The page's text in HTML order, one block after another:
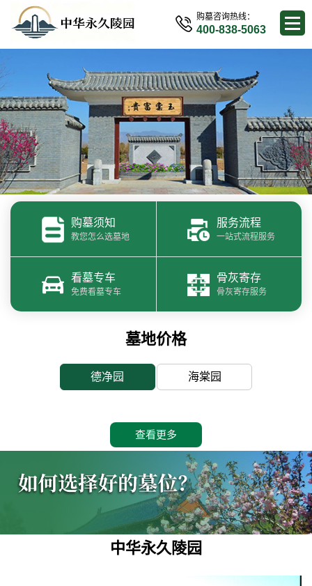
购墓咨询热线：
400-838-5063
购墓须知
教您怎么选墓地
服务流程
一站式流程服务
看墓专车
免费看墓专车
骨灰寄存
骨灰寄存服务
墓地价格
德净园 海棠园
查看更多
中华永久陵园